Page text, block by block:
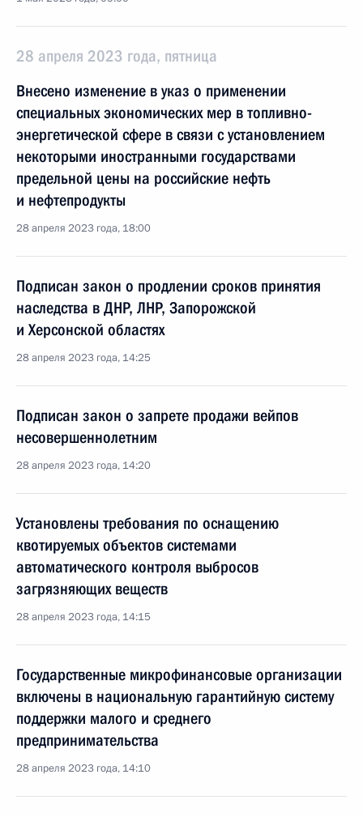
28 апреля 2023 года, пятница
Внесено изменение в указ о применении
специальных экономических мер в топливно-
энергетической сфере в связи с установлением
некоторыми иностранными государствами
предельной цены на российские нефть
и нефтепродукты
28 апреля 2023 года, 18:00
Подписан закон о продлении сроков принятия
наследства в ДНР, ЛНР, Запорожской
и Херсонской областях
28 апреля 2023 года, 14:25
Подписан закон о запрете продажи вейпов
несовершеннолетним
28 апреля 2023 года, 14:20
Установлены требования по оснащению
квотируемых объектов системами
автоматического контроля выбросов
загрязняющих веществ
28 апреля 2023 года, 14:15
Государственные микрофинансовые организации
включены в национальную гарантийную систему
поддержки малого и среднего
предпринимательства
28 апреля 2023 года, 14:10